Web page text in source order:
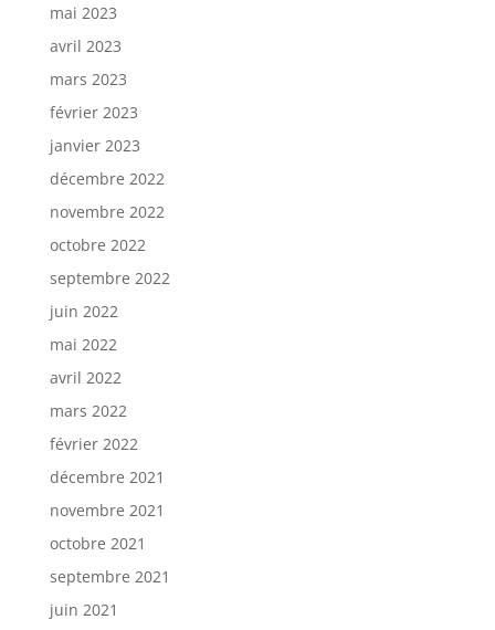
mai 2023
avril 2023
mars 2023
février 2023
janvier 2023
décembre 2022
novembre 2022
octobre 2022
septembre 2022
juin 2022
mai 2022
avril 2022
mars 2022
février 2022
décembre 2021
novembre 2021
octobre 2021
septembre 2021
juin 2021